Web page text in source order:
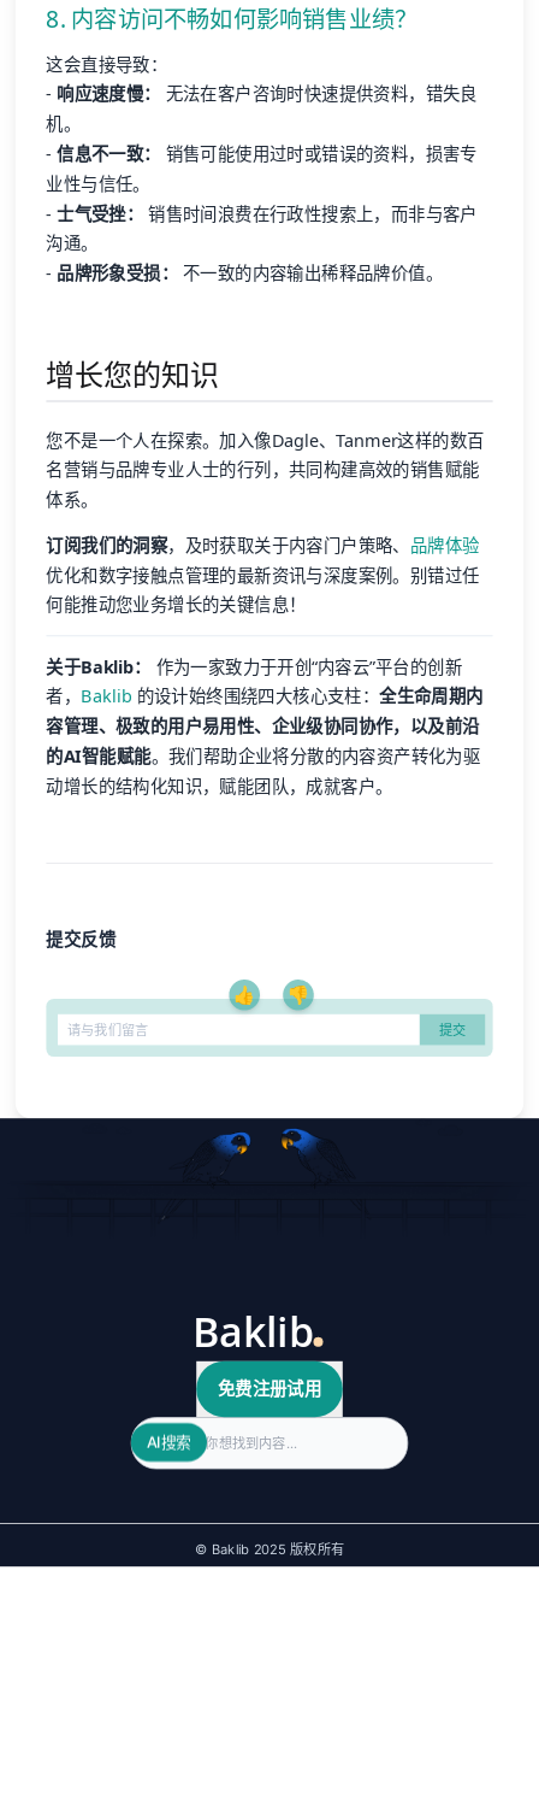
8. 内容访问不畅如何影响销售业绩？
这会直接导致：
- 响应速度慢：
无法在客户咨询时快速提供资料，错失良
机。
-信息不一致：
销售可能使用过时或错误的资料，损害专
业性与信任。
-士气受挫： 销售时间浪费在行政性搜索上，而非与客户
沟通。
- 品牌形象受损： 不一致的内容输出稀释品牌价值。
增长您的知识
您不是一个人在探索。加入像Dagle、Tanmer这样的数百
名营销与品牌专业人士的行列，共同构建高效的销售赋能
体系。
订阅我们的洞察，及时获取关于内容门户策略、 品牌体验
优化和数字接触点管理的最新资讯与深度案例。别错过任
何能推动您业务增长的关键信息！
关于Baklib： 作为一家致力于开创“内容云”平台的创新
者， Baklib 的设计始终围绕四大核心支柱：全生命周期内
容管理、极致的用户易用性、企业级协同协作，以及前沿
的AI智能赋能。我们帮助企业将分散的内容资产转化为驱
动增长的结构化知识，赋能团队，成就客户。
提交反馈
👍 👎
免费注册试用
Search
AI搜索
© Baklib 2025 版权所有